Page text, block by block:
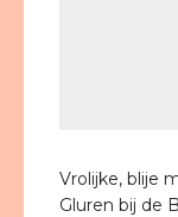
Vrolijke, blije
Gluren bij de